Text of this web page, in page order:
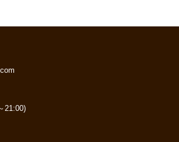
21:00)